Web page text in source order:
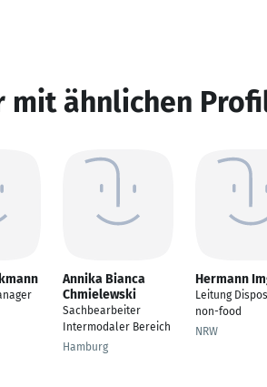
mit ähnlichen
Annika Bianca
Chmielewski
Sachbearbeiter
Intermodaler Bereich
Hamburg
Hermann
Leitung
non-food
NRW